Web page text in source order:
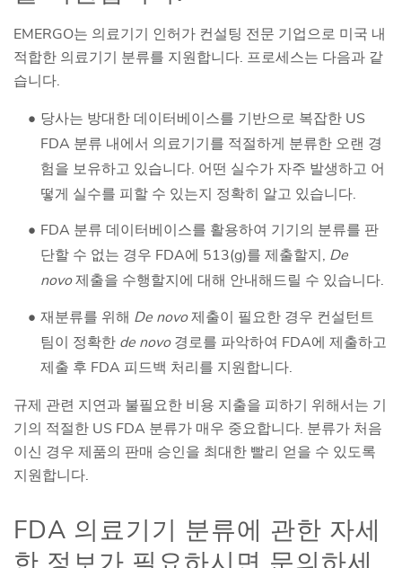
EMERGO는 의료기기 인허가 컨설팅 전문 기업으로 미국 내
적합한 의료기기 분류를 지원합니다. 프로세스는 다음과 같
습니다.
당사는 방대한 데이터베이스를 기반으로 복잡한 US
FDA 분류 내에서 의료기기를 적절하게 분류한 오랜 경
험을 보유하고 있습니다. 어떤 실수가 자주 발생하고 어
떻게 실수를 피할 수 있는지 정확히 알고 있습니다.
FDA 분류 데이터베이스를 활용하여 기기의 분류를 판
단할 수 없는 경우 FDA에 513(g)를 제출할지, De
novo제출을 수행할지에 대해 안내해드릴 수 있습니다.
재분류를 위해 De novo제출이 필요한 경우 컨설턴트
팀이 정확한 de novo경로를 파악하여 FDA에 제출하고
제출 후 FDA 피드백 처리를 지원합니다.
규제 관련 지연과 불필요한 비용 지출을 피하기 위해서는 기
기의 적절한 US FDA 분류가 매우 중요합니다. 분류가 처음
이신 경우 제품의 판매 승인을 최대한 빨리 얻을 수 있도록
지원합니다.
FDA 의료기기 분류에 관한 자세